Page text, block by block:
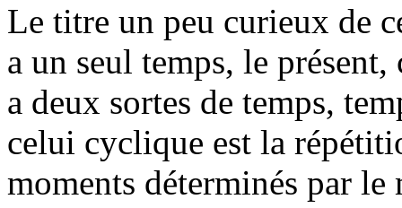
Le titre un peu curieux de
a un seul temps, le
a deux sortes de temps,
celui cyclique est la
moments déterminés par le